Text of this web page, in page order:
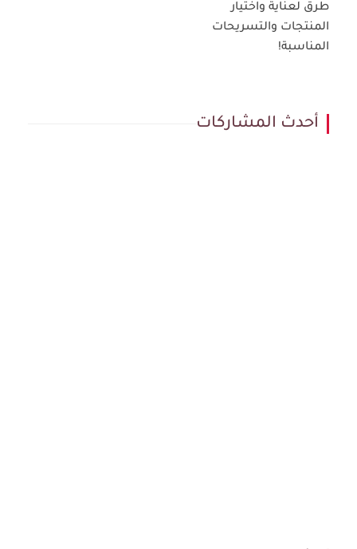
لعناية واختيار
والتسريحات
أحدث المشاركات